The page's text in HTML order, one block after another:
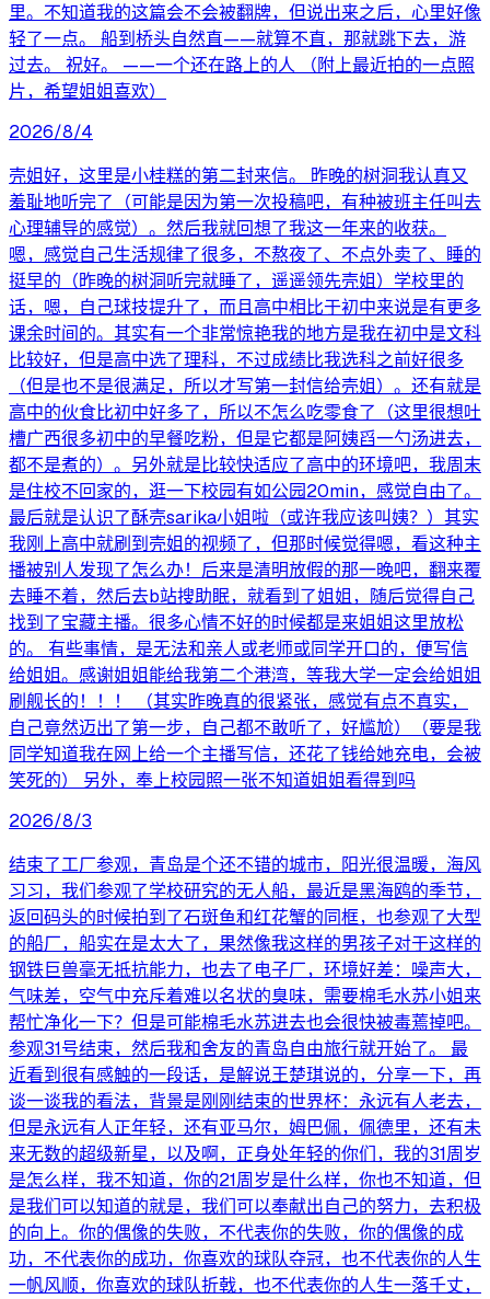
里。不知道我的这篇会不会被翻牌，但说出来之后，心里好像
轻了一点。 船到桥头自然直——就算不直，那就跳下去，游
过去。 祝好。 ——一个还在路上的人 （附上最近拍的一点照
片，希望姐姐喜欢）
2026/8/4
壳姐好，这里是小桂糕的第二封来信。 昨晚的树洞我认真又
羞耻地听完了（可能是因为第一次投稿吧，有种被班主任叫去
心理辅导的感觉）。然后我就回想了我这一年来的收获。
嗯，感觉自己生活规律了很多，不熬夜了、不点外卖了、睡的
挺早的（昨晚的树洞听完就睡了，遥遥领先壳姐）学校里的
话，嗯，自己球技提升了，而且高中相比于初中来说是有更多
课余时间的。其实有一个非常惊艳我的地方是我在初中是文科
比较好，但是高中选了理科，不过成绩比我选科之前好很多
（但是也不是很满足，所以才写第一封信给壳姐）。还有就是
高中的伙食比初中好多了，所以不怎么吃零食了（这里很想吐
槽广西很多初中的早餐吃粉，但是它都是阿姨舀一勺汤进去，
都不是煮的）。另外就是比较快适应了高中的环境吧，我周末
是住校不回家的，逛一下校园有如公园20min，感觉自由了。
最后就是认识了酥壳sarika小姐啦（或许我应该叫姨？）其实
我刚上高中就刷到壳姐的视频了，但那时候觉得嗯，看这种主
播被别人发现了怎么办！后来是清明放假的那一晚吧，翻来覆
去睡不着，然后去b站搜助眠，就看到了姐姐，随后觉得自己
找到了宝藏主播。很多心情不好的时候都是来姐姐这里放松
的。 有些事情，是无法和亲人或老师或同学开口的，便写信
给姐姐。感谢姐姐能给我第二个港湾，等我大学一定会给姐姐
刷舰长的！！！ （其实昨晚真的很紧张，感觉有点不真实，
自己竟然迈出了第一步，自己都不敢听了，好尴尬）（要是我
同学知道我在网上给一个主播写信，还花了钱给她充电，会被
笑死的） 另外，奉上校园照一张不知道姐姐看得到吗
2026/8/3
结束了工厂参观，青岛是个还不错的城市，阳光很温暖，海风
习习，我们参观了学校研究的无人船，最近是黑海鸥的季节，
返回码头的时候拍到了石斑鱼和红花蟹的同框，也参观了大型
的船厂，船实在是太大了，果然像我这样的男孩子对于这样的
钢铁巨兽毫无抵抗能力，也去了电子厂，环境好差：噪声大，
气味差，空气中充斥着难以名状的臭味，需要棉毛水苏小姐来
帮忙净化一下？但是可能棉毛水苏进去也会很快被毒蔫掉吧。
参观31号结束，然后我和舍友的青岛自由旅行就开始了。 最
近看到很有感触的一段话，是解说王楚琪说的，分享一下，再
谈一谈我的看法，背景是刚刚结束的世界杯：永远有人老去，
但是永远有人正年轻，还有亚马尔，姆巴佩，佩德里，还有未
来无数的超级新星，以及啊，正身处年轻的你们，我的31周岁
是怎么样，我不知道，你的21周岁是什么样，你也不知道，但
是我们可以知道的就是，我们可以奉献出自己的努力，去积极
的向上。你的偶像的失败，不代表你的失败，你的偶像的成
功，不代表你的成功，你喜欢的球队夺冠，也不代表你的人生
一帆风顺，你喜欢的球队折戟，也不代表你的人生一落千丈，